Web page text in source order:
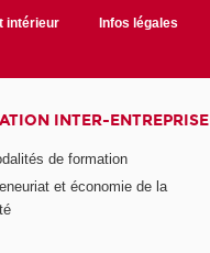
intérieur Infos légales
INTER-ENTREPRISE
de formation
et économie de la